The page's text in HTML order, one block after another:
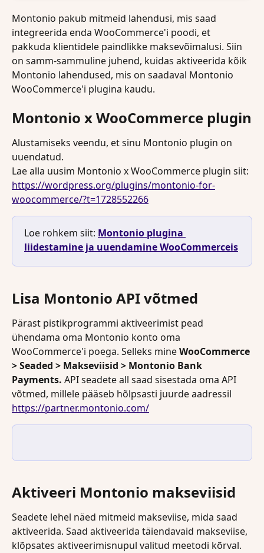
Montonio pakub mitmeid lahendusi, mis saad
integreerida enda WooCommerce'i poodi, et
pakkuda klientidele paindlikke maksevõimalusi. Siin
on samm-sammuline juhend, kuidas aktiveerida kõik
Montonio lahendused, mis on saadaval Montonio
WooCommerce'i plugina kaudu.
Montonio x WooCommerce plugin
Alustamiseks veendu, et sinu Montonio plugin on
uuendatud.
Lae alla uusim Montonio x WooCommerce plugin siit:
https://wordpress.org/plugins/montonio-for-
woocommerce/?t=1728552266
Loe rohkem siit: Montonio plugina
liidestamine ja uuendamine WooCommerceis
Lisa Montonio API võtmed
Pärast pistikprogrammi aktiveerimist pead
ühendama oma Montonio konto oma
WooCommerce'i poega. Selleks mine WooCommerce
> Seaded > Makseviisid > Montonio Bank
Payments. API seadete all saad sisestada oma API
võtmed, millele pääseb hõlpsasti juurde aadressil
https://partner.montonio.com/
Aktiveeri Montonio makseviisid
Seadete lehel näed mitmeid makseviise, mida saad
aktiveerida. Saad aktiveerida täiendavaid makseviise,
klõpsates aktiveerimisnupul valitud meetodi kõrval.